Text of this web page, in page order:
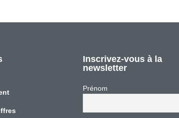
Inscrivez-vous à la
newsletter
Prénom